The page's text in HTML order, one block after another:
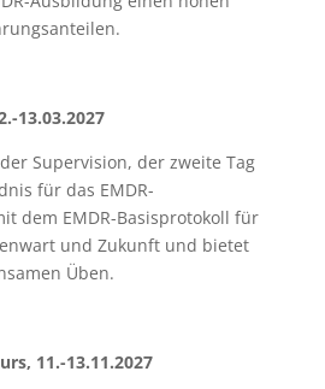
13.03.2027
Supervision, der zweite Tag
für das EMDR-
dem EMDR-Basisprotokoll für
und Zukunft und bietet
Üben.
11.-13.11.2027